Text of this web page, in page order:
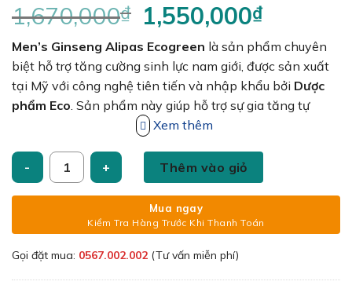
1,670,000₫ Giá
gốc
là:
1,670,000₫.
1,550,000₫Giá
tại
là:
Men’s Ginseng Alipas Ecogreen là sản phẩm chuyên
biệt hỗ trợ tăng cường sinh lực nam giới, được sản xuất
tại Mỹ với công nghệ tiên tiến và nhập khẩu bởi Dược
phẩm Eco. Sản phẩm này giúp hỗ trợ sự gia tăng tự
testosterone nội sinhvà
sức khỏe sinh lý nam giới, đồng thời nâng cao chất
lượng cuộc sống cho phái mạnh.
Xem thêm
Alipas hộp 60 viên số lượngThêm vào giỏ
Mua ngay
Kiểm Tra Hàng Trước Khi Thanh Toán
Gọi đặt mua: 0567.002.002 (Tư vấn miễn phí)